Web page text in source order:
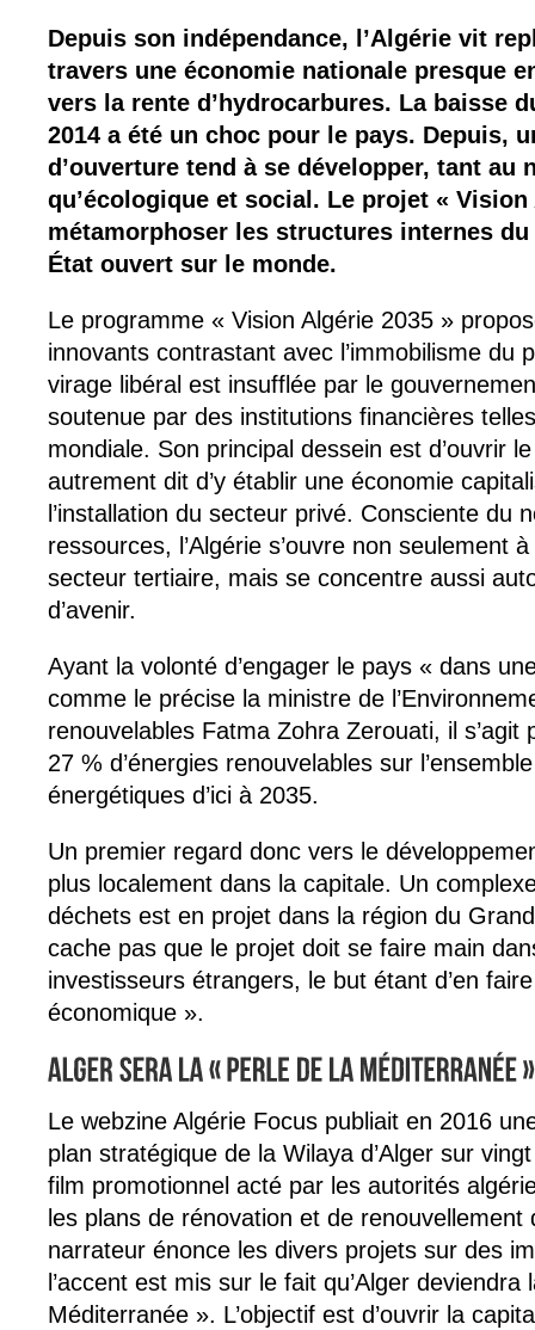
Depuis son indépendance, l’Algérie vit
travers une économie nationale presque
vers la rente d’hydrocarbures. La baisse
2014 a été un choc pour le pays. Depuis,
d’ouverture tend à se développer, tant au
qu’écologique et social. Le projet « Vision
métamorphoser les structures internes du
État ouvert sur le monde.
Le programme « Vision Algérie 2035 »
innovants contrastant avec l’immobilisme du
virage libéral est insufflée par le
soutenue par des institutions financières
mondiale. Son principal dessein est d’ouvrir
autrement dit d’y établir une économie
l’installation du secteur privé. Consciente du
ressources, l’Algérie s’ouvre non seulement
secteur tertiaire, mais se concentre aussi
d’avenir.
Ayant la volonté d’engager le pays « dans
comme le précise la ministre de
renouvelables Fatma Zohra Zerouati, il s’agit
27 % d’énergies renouvelables sur
énergétiques d’ici à 2035.
Un premier regard donc vers le
plus localement dans la capitale. Un
déchets est en projet dans la région du
cache pas que le projet doit se faire main
investisseurs étrangers, le but étant d’en
économique ».
Le webzine Algérie Focus publiait en 2016
plan stratégique de la Wilaya d’Alger sur
film promotionnel acté par les autorités
les plans de rénovation et de renouvellement
narrateur énonce les divers projets sur des
l’accent est mis sur le fait qu’Alger deviendra
Méditerranée ». L’objectif est d’ouvrir la